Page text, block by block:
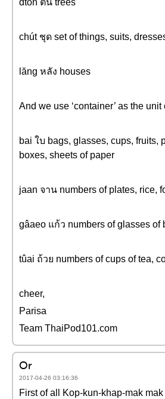
dtôn ต้น trees
chút ชุด set of things, suits,
lăng หลัง houses
And we use ‘container’ as the unit
bai ใบ bags, glasses, cups, fruits,
boxes, sheets of paper
jaan จาน numbers of plates, rice,
gâaeo แก้ว numbers of glasses of
tûai ถ้วย numbers of cups of tea,
cheer,
Parisa
Team ThaiPod101.com
Or
2017-04-26 03:16:36
First of all Kop-kun-khap-mak